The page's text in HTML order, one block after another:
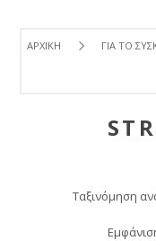
ΑΡΧΙΚΉ ΓΙΑ ΤΟ
Ταξινόμηση